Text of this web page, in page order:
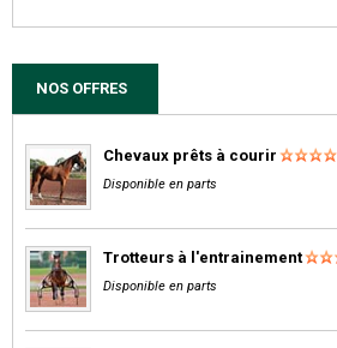
NOS OFFRES
Chevaux prêts à courir
Disponible en parts
Trotteurs à l'entrainement
Disponible en parts